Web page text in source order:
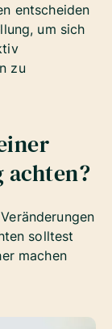
entscheiden
um sich
zu
solltest
machen